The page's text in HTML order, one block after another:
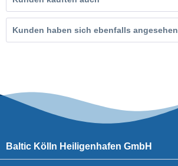
Kunden haben sich ebenfalls angesehen
Baltic Kölln Heiligenhafen GmbH